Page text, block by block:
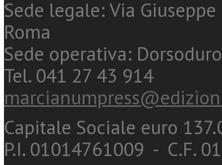
Sede legale: Via
Roma
Sede operativa:
Tel. 041 27 43 914
Capitale Sociale euro
P.I. 01014761009 - C.F.